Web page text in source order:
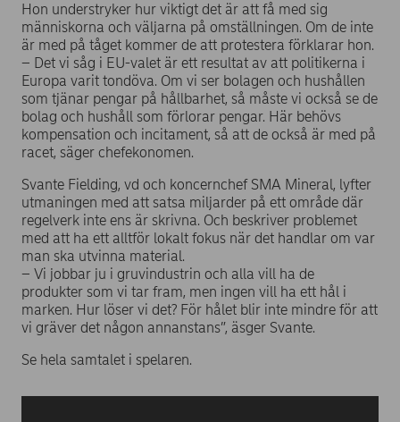
Hon understryker hur viktigt det är att få med sig
människorna och väljarna på omställningen. Om de inte
är med på tåget kommer de att protestera förklarar hon.
– Det vi såg i EU-valet är ett resultat av att politikerna i
Europa varit tondöva. Om vi ser bolagen och hushållen
som tjänar pengar på hållbarhet, så måste vi också se de
bolag och hushåll som förlorar pengar. Här behövs
kompensation och incitament, så att de också är med på
racet, säger chefekonomen.
Svante Fielding, vd och koncernchef SMA Mineral, lyfter
utmaningen med att satsa miljarder på ett område där
regelverk inte ens är skrivna. Och beskriver problemet
med att ha ett alltför lokalt fokus när det handlar om var
man ska utvinna material.
– Vi jobbar ju i gruvindustrin och alla vill ha de
produkter som vi tar fram, men ingen vill ha ett hål i
marken. Hur löser vi det? För hålet blir inte mindre för att
vi gräver det någon annanstans”, äsger Svante.
Se hela samtalet i spelaren.